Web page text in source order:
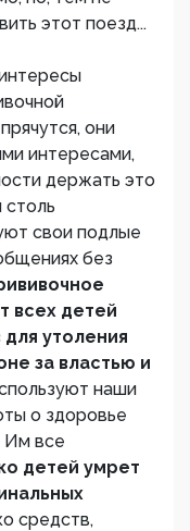
этот поезд...
они
интересами,
держать это
столь
свои подлые
без
всех детей
утоления
за властью и
наши
о здоровье
Им все
детей умрет
средств,